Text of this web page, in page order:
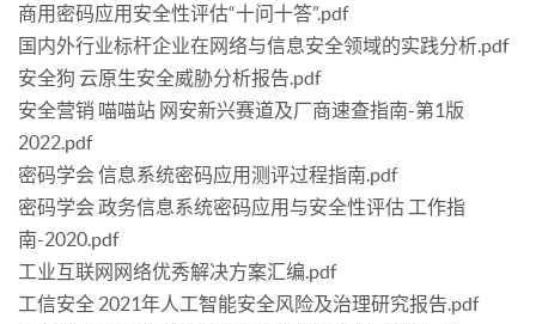
商用密码应用安全性评估“十问十答”.pdf
国内外行业标杆企业在网络与信息安全领域的实践分析.pdf
安全狗 云原生安全威胁分析报告.pdf
安全营销 喵喵站 网安新兴赛道及厂商速查指南-第1版
2022.pdf
密码学会 信息系统密码应用测评过程指南.pdf
密码学会 政务信息系统密码应用与安全性评估 工作指
南-2020.pdf
工业互联网网络优秀解决方案汇编.pdf
工信安全 2021年人工智能安全风险及治理研究报告.pdf